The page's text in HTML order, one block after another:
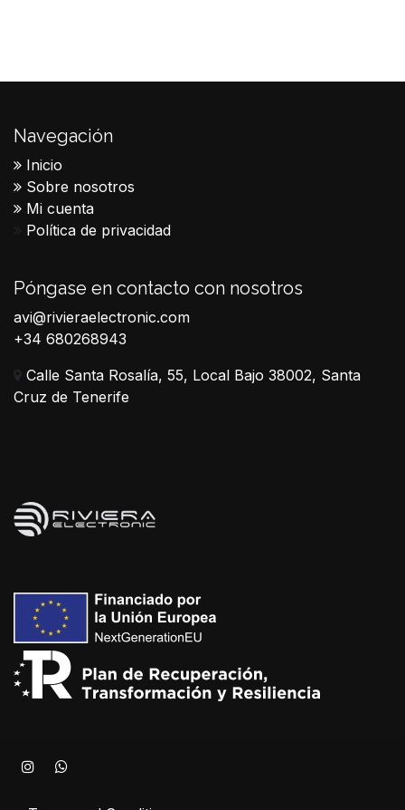
Navegación
Inicio
Sobre nosotros
Mi cuenta
Política de privacidad
Póngase en contacto con nosotros
avi@rivieraelectronic.com
+34 680268943
Calle Santa Rosalía, 55, Local Bajo 38002, Santa
Cruz de Tenerife